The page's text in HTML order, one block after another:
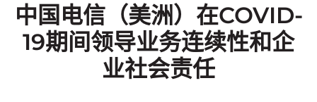
中国电信（美洲）在COVID-
19期间领导业务连续性和企
业社会责任